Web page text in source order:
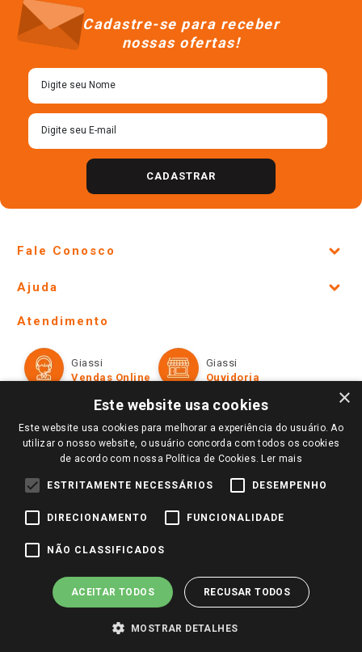
Cadastre-se para receber
nossas ofertas!
CADASTRAR
Fale Conosco
Lojas Físicas e Horários
Ofertas
Televendas
Perguntas frequentes
Trabalhe Conosco
Identidade Visual
Ajuda
Formas de Pagamento
Políticas de entrega
Trocas e Devoluções
Atendimento
Giassi
Vendas Online
Giassi
Ouvidoria
Redes Sociais
Pagamento e Segurança
×
Este website usa cookies
Este website usa cookies para melhorar a experiência do usuário. Ao
utilizar o nosso website, o usuário concorda com todos os cookies
de acordo com nossa Política de Cookies. Ler mais
ESTRITAMENTE NECESSÁRIOS DESEMPENHO
DIRECIONAMENTO FUNCIONALIDADE
NÃO CLASSIFICADOS
ACEITAR TODOS RECUSAR TODOS
MOSTRAR DETALHES